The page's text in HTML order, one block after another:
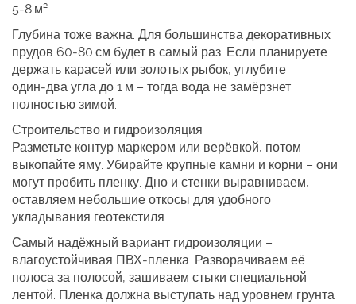
5‑8 м².
Глубина тоже важна. Для большинства декоративных
прудов 60‑80 см будет в самый раз. Если планируете
держать карасей или золотых рыбок, углубите
один‑два угла до 1 м – тогда вода не замёрзнет
полностью зимой.
Строительство и гидроизоляция
Разметьте контур маркером или верёвкой, потом
выкопайте яму. Убирайте крупные камни и корни – они
могут пробить пленку. Дно и стенки выравниваем,
оставляем небольшие откосы для удобного
укладывания геотекстиля.
Самый надёжный вариант гидроизоляции –
влагоустойчивая ПВХ‑пленка. Разворачиваем её
полоса за полосой, зашиваем стыки специальной
лентой. Пленка должна выступать над уровнем грунта